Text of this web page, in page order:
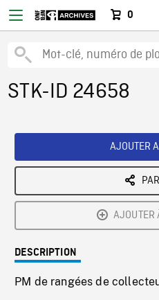
0
STK-ID 24658
AJOUTER
AJOUTER
DESCRIPTION
PM de rangées de